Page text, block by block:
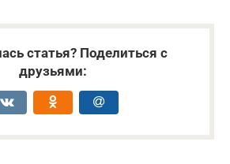
статья? Поделиться с
друзьями: